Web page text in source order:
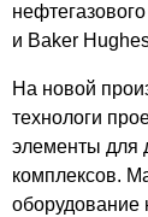
и Baker
На новой
технологи
элементы
комплексов.
оборудование